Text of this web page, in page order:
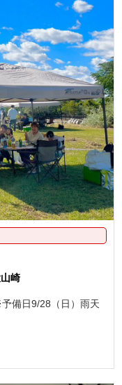
崎
備日9/28（日）雨天